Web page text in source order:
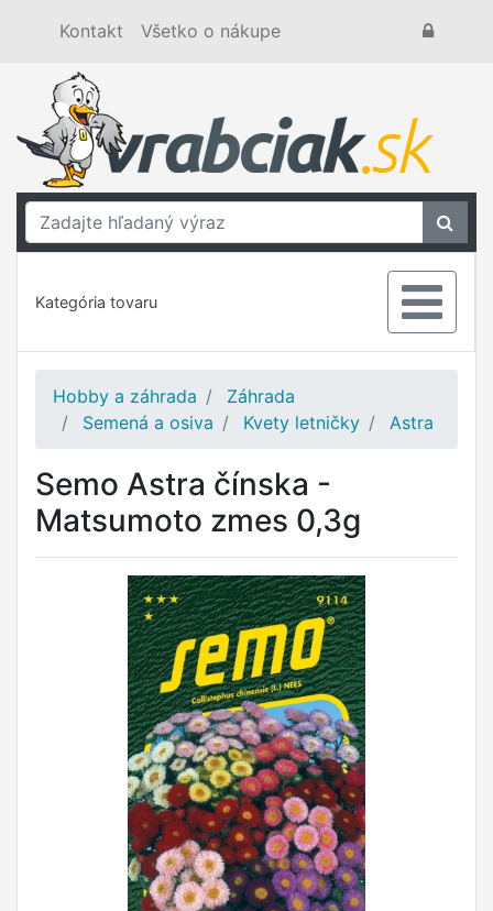
Kontakt Všetko o nákupe
Kategória tovaru
Hobby a záhrada
Záhrada
Semená a osiva
Kvety letničky Astra
Semo Astra čínska -
Matsumoto zmes 0,3g